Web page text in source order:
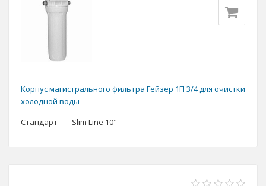
Корпус магистрального фильтра Гейзер 1П 3/4 для очистки
холодной воды
Стандарт
Slim Line 10"